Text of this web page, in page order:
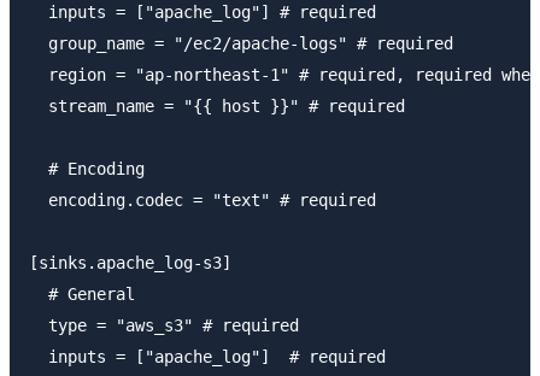
  inputs = ["apache_log"] # required
  group_name = "/ec2/apache-logs" # required
region = "ap-northeast-1" # required, required
  stream_name = "{{ host }}" # required
  # Encoding
  encoding.codec = "text" # required
[sinks.apache_log-s3]
  # General
  type = "aws_s3" # required
  inputs = ["apache_log"]  # required